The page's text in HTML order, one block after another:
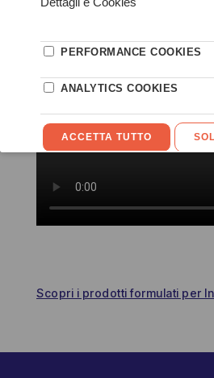
genere e farmaceutico.
Scopri i prodotti formulati per